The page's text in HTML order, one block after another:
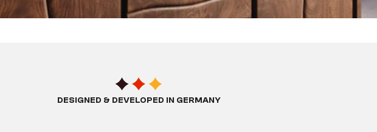
DESIGNED & DEVELOPED IN GERMANY